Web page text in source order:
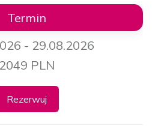
Termin
- 29.08.2026
2049 PLN
Rezerwuj